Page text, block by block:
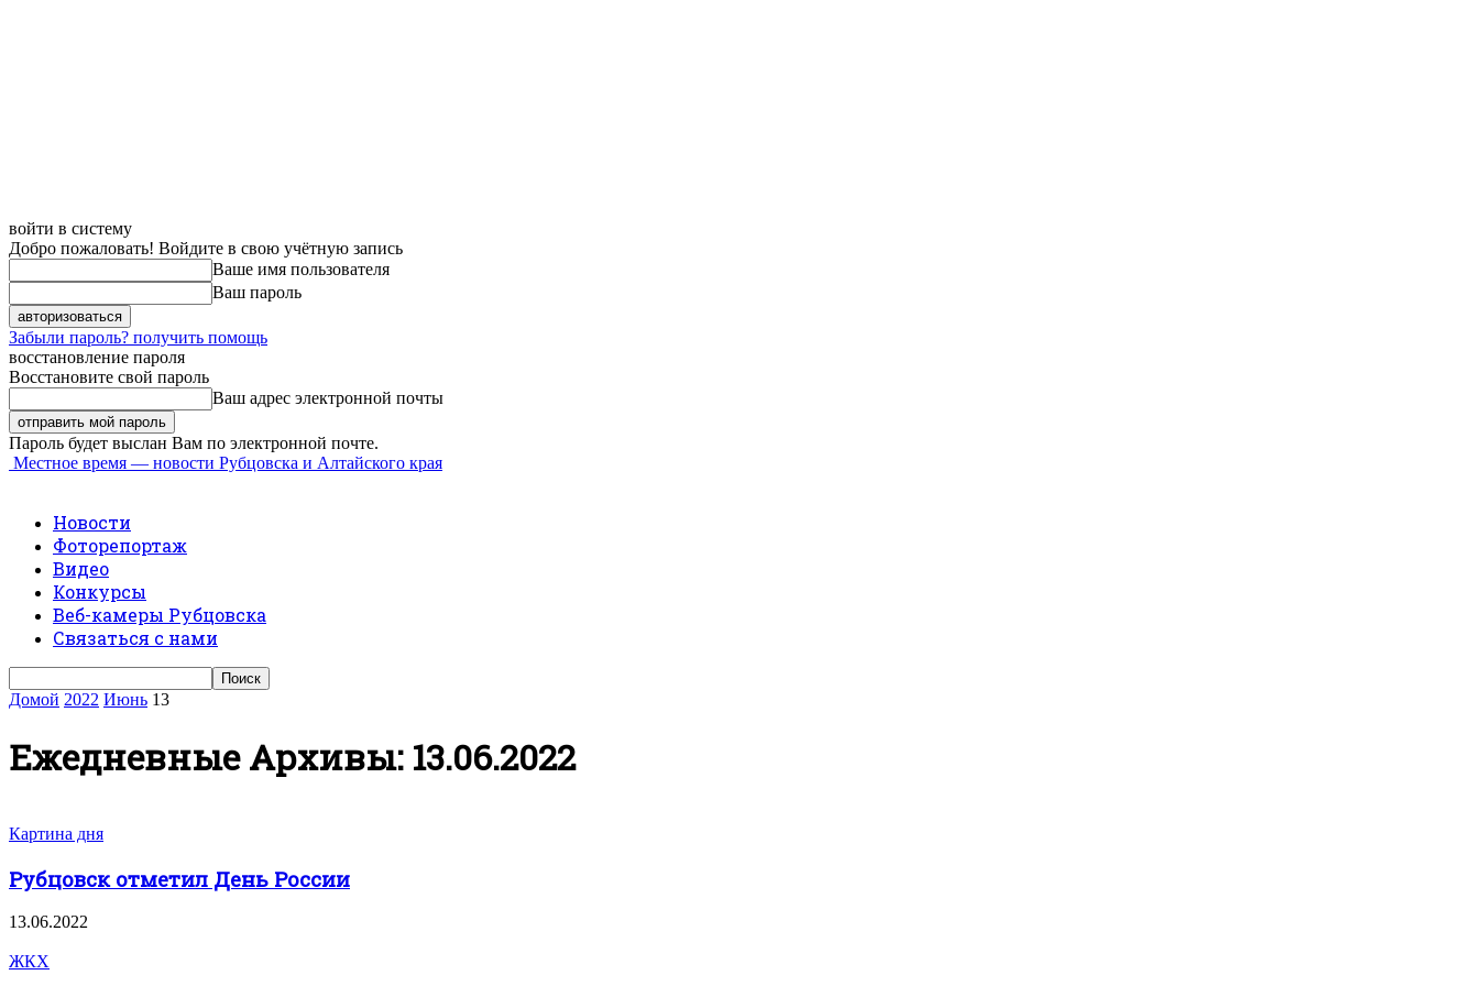
войти в систему
Добро пожаловать! Войдите в свою учётную запись
Ваше имя пользователя
Ваш пароль
Забыли пароль? получить помощь
восстановление пароля
Восстановите свой пароль
Ваш адрес электронной почты
Пароль будет выслан Вам по электронной почте.
Местное время — новости Рубцовска и Алтайского края
Новости
Фоторепортаж
Видео
Конкурсы
Веб-камеры Рубцовска
Связаться с нами
Домой 2022 Июнь 13
Ежедневные Архивы: 13.06.2022
Картина дня
Рубцовск отметил День России
13.06.2022
ЖКХ